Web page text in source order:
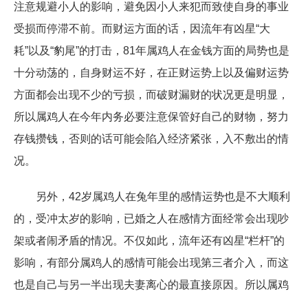
注意规避小人的影响，避免因小人来犯而致使自身的事业
受损而停滞不前。而财运方面的话，因流年有凶星“大
耗”以及“豹尾”的打击，81年属鸡人在金钱方面的局势也是
十分动荡的，自身财运不好，在正财运势上以及偏财运势
方面都会出现不少的亏损，而破财漏财的状况更是明显，
所以属鸡人在今年内务必要注意保管好自己的财物，努力
存钱攒钱，否则的话可能会陷入经济紧张，入不敷出的情
况。
另外，42岁属鸡人在兔年里的感情运势也是不大顺利
的，受冲太岁的影响，已婚之人在感情方面经常会出现吵
架或者闹矛盾的情况。不仅如此，流年还有凶星“栏杆”的
影响，有部分属鸡人的感情可能会出现第三者介入，而这
也是自己与另一半出现夫妻离心的最直接原因。所以属鸡